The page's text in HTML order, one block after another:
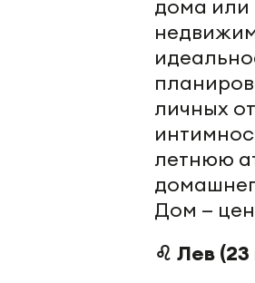
дома или
личных
летнюю
Дом —
♌ Лев